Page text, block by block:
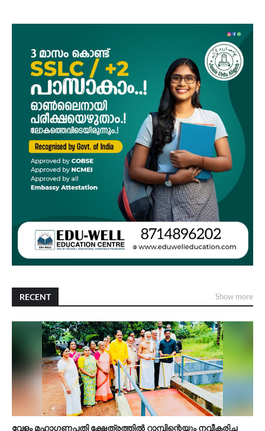
RECENT Show more
വേളം മഹാഗണപതി ക്ഷേത്രത്തിൽ റാമ്പിന്റെയും നവീകരിച്ച